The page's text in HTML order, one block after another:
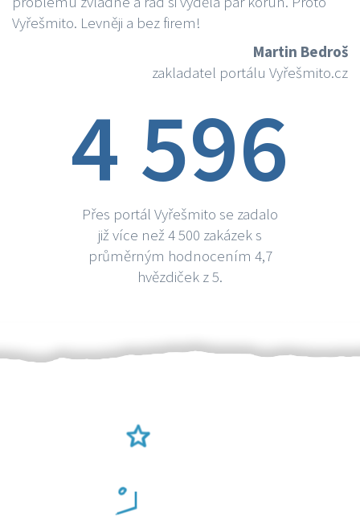
Vyřešmito. Levněji a bez firem!
Martin Bedroš
zakladatel portálu Vyřešmito.cz
4 596
Přes portál Vyřešmito se zadalo
již více než 4 500 zakázek s
průměrným hodnocením 4,7
hvězdiček z 5.